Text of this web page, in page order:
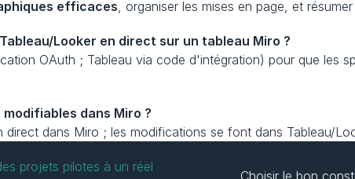
efficaces, organiser les mises en page, et
Looker en direct sur un tableau Miro ?
OAuth ; Tableau via code d'intégration) pour que les
dans Miro ?
direct dans Miro ; les modifications se font dans Tableau/
projets pilotes à un réel
Choisir le bon